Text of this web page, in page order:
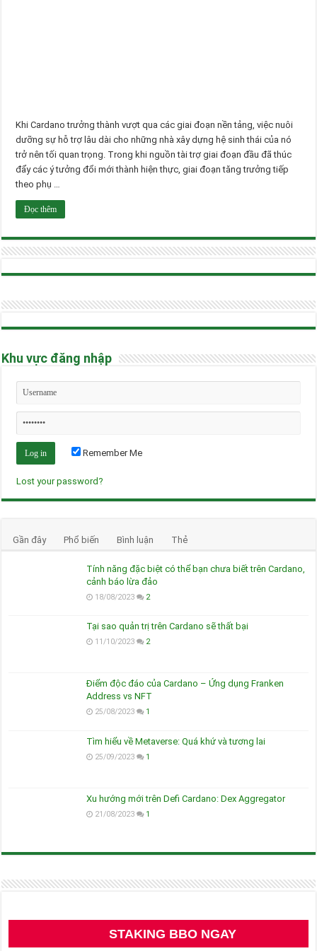
Khi Cardano trưởng thành vượt qua các giai đoạn nền tảng, việc nuôi
dưỡng sự hỗ trợ lâu dài cho những nhà xây dựng hệ sinh thái của nó
trở nên tối quan trọng. Trong khi nguồn tài trợ giai đoạn đầu đã thúc
đẩy các ý tưởng đổi mới thành hiện thực, giai đoạn tăng trưởng tiếp
theo phụ …
Đọc thêm
Khu vực đăng nhập
Remember Me
Lost your password?
Gần đây Phổ biến Bình luận Thẻ
Tính năng đặc biệt có thể bạn chưa biết trên Cardano,
cảnh báo lừa đảo
18/08/2023 2
Tại sao quản trị trên Cardano sẽ thất bại
11/10/2023 2
Điểm độc đáo của Cardano – Ứng dụng Franken
Address vs NFT
25/08/2023 1
Tìm hiểu về Metaverse: Quá khứ và tương lai
25/09/2023 1
Xu hướng mới trên Defi Cardano: Dex Aggregator
21/08/2023 1
STAKING BBO NGAY